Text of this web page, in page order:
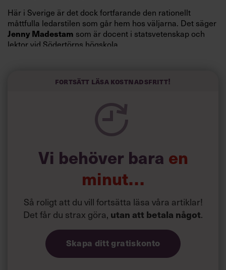
Här i Sverige är det dock fortfarande den rationellt
måttfulla ledarstilen som går hem hos väljarna. Det säger
Jenny Madestam som är docent i statsvetenskap och
lektor vid Södertörns högskola.
kompetenta och stå med båda fötterna på jorden. Hellre
spelevink i högklackat, är hur jag brukar sammanfatta de
önskningar som svenskarna för fram i undersökningar.”
Siri Wikander: ”Led som i
Fortsätt läsa kostnadsfritt!
Vi behöver bara en
minut…
Så roligt att du vill fortsätta läsa våra artiklar!
Det får du strax göra, utan att betala något.
Skapa ditt gratiskonto